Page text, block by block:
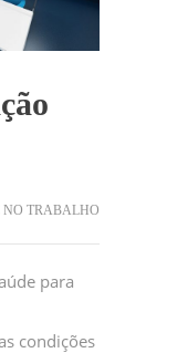
NO TRABALHO
para
condições